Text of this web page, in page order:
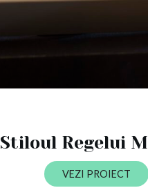
Stiloul Regelui
VEZI PROIECT